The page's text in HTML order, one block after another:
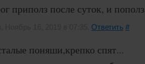
приполз после суток, и
Ответить #
поняши,крепко спят...